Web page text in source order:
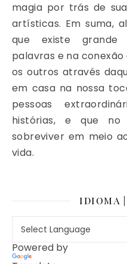
magia por trás de
artísticas. Em suma,
que existe grande
palavras e na
os outros através
em casa na nossa
pessoas
histórias, e que
sobreviver em meio
vida.
IDIOMA |
Powered by